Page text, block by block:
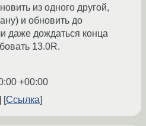
из одного другой,
и обновить до
даже дождаться конца
13.0R.
+00:00
Ссылка